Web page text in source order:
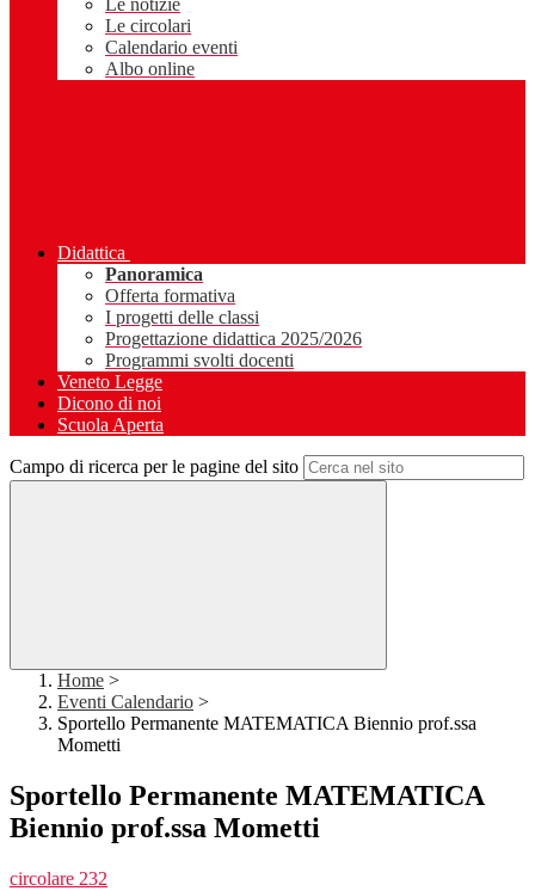
Le notizie
Le circolari
Calendario eventi
Albo online
Didattica
Panoramica
Offerta formativa
I progetti delle classi
Progettazione didattica 2025/2026
Programmi svolti docenti
Veneto Legge
Dicono di noi
Scuola Aperta
Campo di ricerca per le pagine del sito
Home >
Eventi Calendario >
Sportello Permanente MATEMATICA Biennio prof.ssa
Mometti
Sportello Permanente MATEMATICA
Biennio prof.ssa Mometti
circolare 232